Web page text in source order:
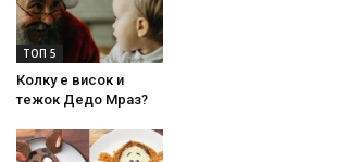
ТОП 5
Колку е висок и
тежок Дедо Мраз?